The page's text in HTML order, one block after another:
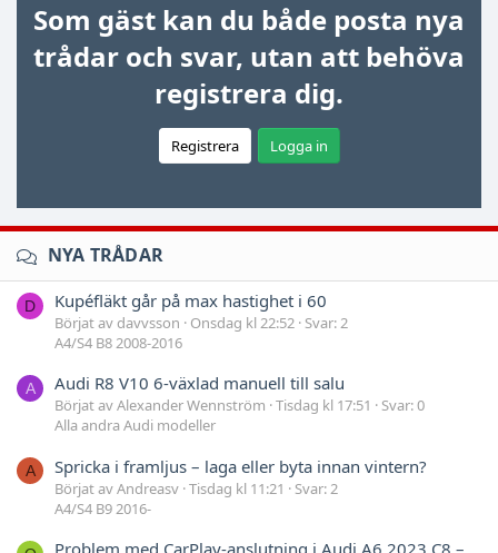
Som gäst kan du både posta nya
trådar och svar, utan att behöva
registrera dig.
Registrera Logga in
NYA TRÅDAR
D Kupéfläkt går på max hastighet i 60
Börjat av davvsson Onsdag kl 22:52 Svar: 2
A4/S4 B8 2008-2016
A Audi R8 V10 6-växlad manuell till salu
Börjat av Alexander Wennström Tisdag kl 17:51
Svar: 0
Alla andra Audi modeller
A Spricka i framljus – laga eller byta innan vintern?
Börjat av Andreasv Tisdag kl 11:21
Svar: 2
A4/S4 B9 2016-
Problem med CarPlay-anslutning i Audi A6 2023 C8 –